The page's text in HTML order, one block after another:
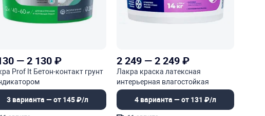
—2 130₽
Prof It Бетон-контакт грунт
3 варианта — от 145 ₽/л
2 249 —2 249₽
Лакра краска латексная
интерьерная влагостойкая
4 варианта — от 131 ₽/л